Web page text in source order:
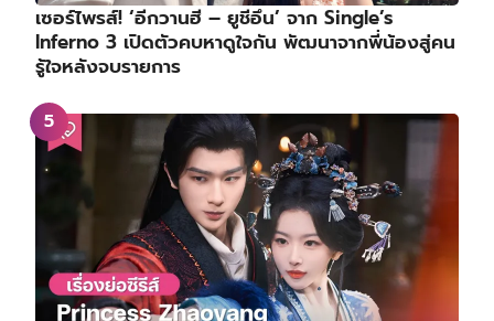
เซอร์ไพรส์! ‘อีกวานฮี – ยูชีอึน’ จาก Single’s
Inferno 3 เปิดตัวคบหาดูใจกัน พัฒนาจากพี่น้องสู่คน
รู้ใจหลังจบรายการ